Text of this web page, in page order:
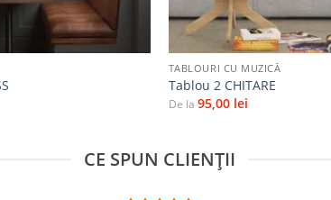
+
TABLOURI CU MUZICĂ
Tablou 2 CHITARE
De la 95,00 lei
CE SPUN CLIENȚII